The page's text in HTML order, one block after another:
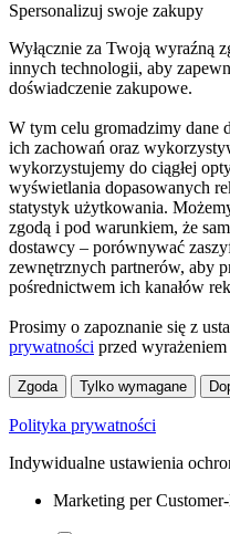
Spersonalizuj swoje zakupy
Wyłącznie za Twoją wyraźną
innych technologii, aby
doświadczenie zakupowe.
W tym celu gromadzimy dane
ich zachowań oraz
wykorzystujemy do ciągłej
wyświetlania dopasowanych
statystyk użytkowania.
zgodą i pod warunkiem, że
dostawcy – porównywać
zewnętrznych partnerów, aby
pośrednictwem ich kanałów
Prosimy o zapoznanie się z
prywatności przed wyrażeniem
Zgoda Tylko wymagane
Polityka prywatności
Indywidualne ustawienia
Marketing per